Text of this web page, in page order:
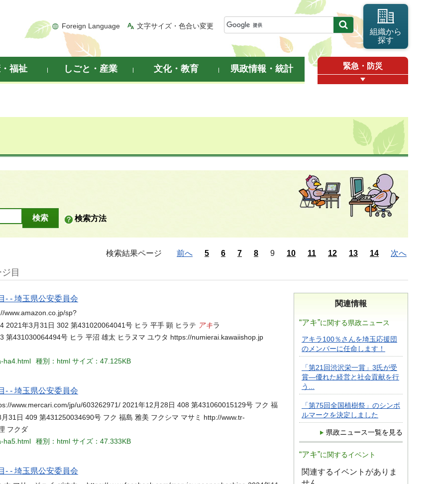
Foreign Language 文字サイズ・色合い変更
組織から
探す
福祉 しごと・産業 文化・教育 県政情報・統計 緊急・防災
検索方法
検索結果ページ 前へ 5 6 7 8 9 10 11 12 13 14 次へ
目
関連情報
“アキ”に関する県政ニュース
アキラ100％さんを埼玉応援団
のメンバーに任命します！
「第21回渋沢栄一賞」3氏が受
賞―優れた経営と社会貢献を行
う...
「第75回全国植樹祭」のシンボ
ルマークを決定しました
県政ニュース一覧を見る
“アキ”に関するイベント
関連するイベントがありま
- - 埼玉県公安委員会
www.amazon.co.jp/sp?
2021年3月31日 302 第431020064041号 ヒラ 平手 顕 ヒラテ アキラ
431030064494号 ヒラ 平沼 雄太 ヒラヌマ ユウタ https://numierai.kawaiishop.jp
ha4.html
種別：html サイズ：47.125KB
- - 埼玉県公安委員会
www.mercari.com/jp/u/603262971/ 2021年12月28日 408 第431060015129号 フク 福
31日 409 第431250034690号 フク 福島 雅美 フクシマ マサミ http://www.tr-
フクダ
ha5.html
種別：html サイズ：47.333KB
- - 埼玉県公安委員会